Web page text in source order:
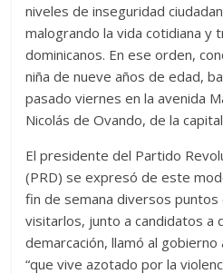
niveles de inseguridad
malogrando la vida cotidiana y
dominicanos. En ese orden,
niña de nueve años de edad,
pasado viernes en la avenida
Nicolás de Ovando, de la
El presidente del Partido
(PRD) se expresó de este
fin de semana diversos
visitarlos, junto a candidatos a
demarcación, llamó al
“que vive azotado por la